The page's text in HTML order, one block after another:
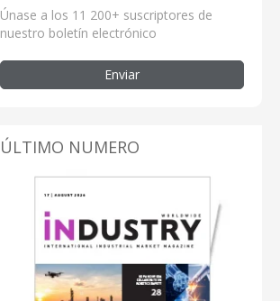
Únase a los 11 200+ suscriptores de
nuestro boletín electrónico
Enviar
ÚLTIMO NUMERO